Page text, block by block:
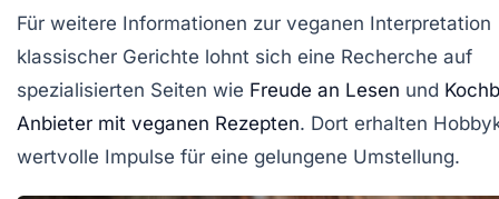
Für weitere Informationen zur veganen Interpretation
klassischer Gerichte lohnt sich eine Recherche auf
spezialisierten Seiten wie Freude an Lesen und
Anbieter mit veganen Rezepten. Dort erhalten
wertvolle Impulse für eine gelungene Umstellung.